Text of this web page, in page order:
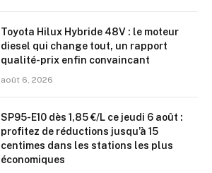
Toyota Hilux Hybride 48V : le moteur
diesel qui change tout, un rapport
qualité-prix enfin convaincant
août 6, 2026
SP95-E10 dès 1,85 €/L ce jeudi 6 août :
profitez de réductions jusqu’à 15
centimes dans les stations les plus
économiques